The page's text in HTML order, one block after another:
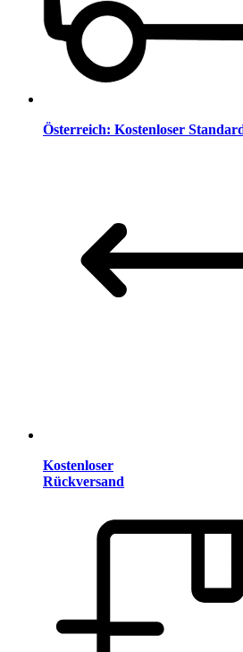
Österreich: Kostenloser
Kostenloser
Rückversand